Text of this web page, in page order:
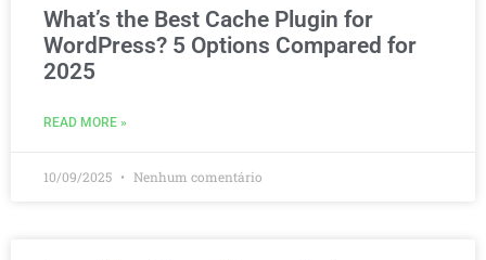
What’s the Best Cache Plugin for
WordPress? 5 Options Compared for
2025
READ MORE »
10/09/2025 Nenhum comentário